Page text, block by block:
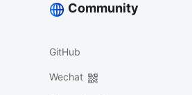
Community
GitHub
Wechat